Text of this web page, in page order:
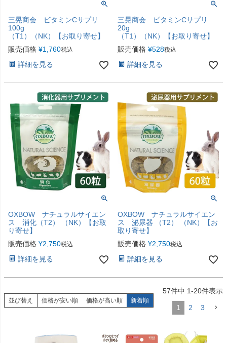
三晃商会 ビタミンCサプリ
100g
（T1）（NK）【お取り寄せ】
販売価格 ¥1,760税込
詳細を見る
三晃商会 ビタミンCサプリ
20g
（T1）（NK）【お取り寄せ】
販売価格 ¥528税込
詳細を見る
OXBOW ナチュラルサイエン
ス 消化（T2） （NK）【お取
り寄せ】
販売価格 ¥2,750税込
詳細を見る
OXBOW ナチュラルサイエン
ス 泌尿器 （T2） （NK）【お
取り寄せ】
販売価格 ¥2,750税込
詳細を見る
並び替え 価格が安い順 価格が高い順 新着順
57件中 1-20件表示
1 2 3